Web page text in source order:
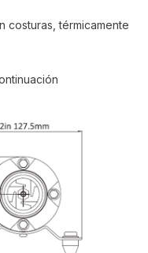
costuras, térmicamente